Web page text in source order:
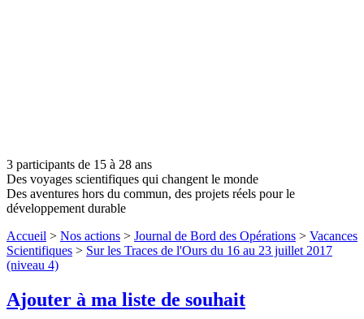
3 participants de 15 à 28 ans
Des voyages scientifiques qui changent le monde
Des aventures hors du commun, des projets réels pour le
développement durable
Accueil > Nos actions > Journal de Bord des Opérations > Vacances
Scientifiques > Sur les Traces de l'Ours du 16 au 23 juillet 2017
(niveau 4)
Ajouter à ma liste de souhait